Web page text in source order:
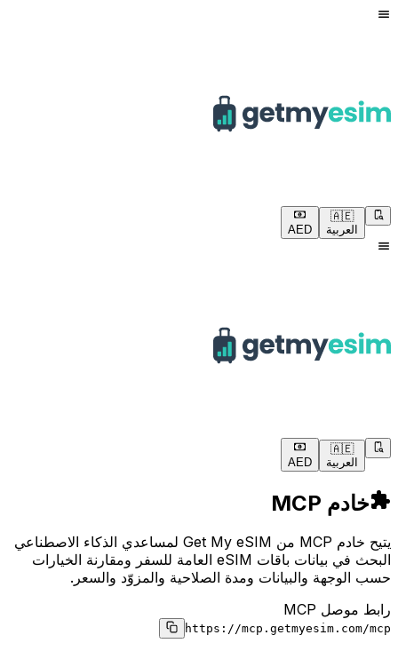
🇦🇪
العربية
AED
🇦🇪
العربية
AED
خادم MCP
يتيح خادم MCP من Get My eSIM لمساعدي الذكاء الاصطناعي
البحث في بيانات باقات eSIM العامة للسفر ومقارنة الخيارات
حسب الوجهة والبيانات ومدة الصلاحية والمزوّد والسعر.
رابط موصل MCP
https://mcp.getmyesim.com/mcp